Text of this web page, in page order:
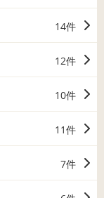
14件
12件
10件
11件
7件